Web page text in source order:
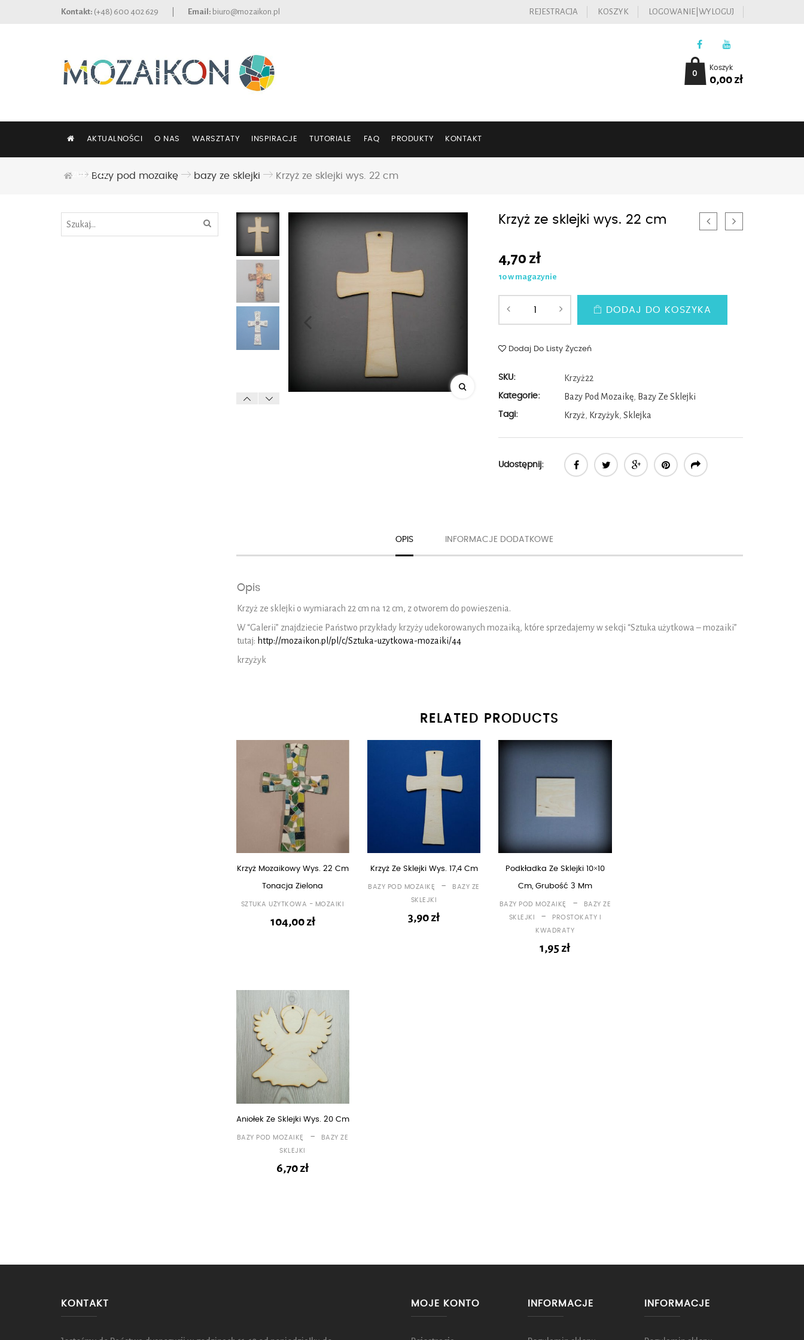
Kontakt: (+48) 600 402 629 Email: biuro@mozaikon.pl REJESTRACJA KOSZYK LOGOWANIE|WYLOGUJ
Koszyk
0,00zł
0
AKTUALNOŚCI O NAS WARSZTATY INSPIRACJE TUTORIALE FAQ PRODUKTY KONTAKT
SZUKAJBazy pod mozaikę bazy ze sklejki Krzyż ze sklejki wys. 22 cm
Krzyż ze sklejki wys. 22 cm
4,70 zł
10 w magazynie
DODAJ DO KOSZYKA
Dodaj Do Listy Życzeń
SKU: Krzyż22
Kategorie: Bazy Pod Mozaikę, Bazy Ze Sklejki
Tagi: Krzyż, Krzyżyk,Sklejka
Udostępnij:
OPIS INFORMACJE DODATKOWE
Opis
Krzyż ze sklejki o wymiarach 22 cm na 12 cm, z otworem do powieszenia.
W “Galerii” znajdziecie Państwo przykłady krzyży udekorowanych mozaiką, które sprzedajemy w sekcji “Sztuka użytkowa – mozaiki”
tutaj: http://mozaikon.pl/pl/c/Sztuka-uzytkowa-mozaiki/44
krzyżyk
RELATED PRODUCTS
Krzyż Mozaikowy Wys. 22 Cm
Tonacja Zielona
SZTUKA UŻYTKOWA - MOZAIKI
104,00zł
Krzyż Ze Sklejki Wys. 17,4 Cm
BAZY POD MOZAIKĘ -
BAZY ZE
SKLEJKI
3,90zł
Podkładka Ze Sklejki 10×10
Cm, Grubość 3 Mm
BAZY POD MOZAIKĘ -
BAZY ZE
SKLEJKI
-
PROSTOKATY I
KWADRATY
1,95zł
Aniołek Ze Sklejki Wys. 20 Cm
BAZY POD MOZAIKĘ -
BAZY ZE
SKLEJKI
6,70zł
KONTAKT MOJE KONTO INFORMACJE INFORMACJE